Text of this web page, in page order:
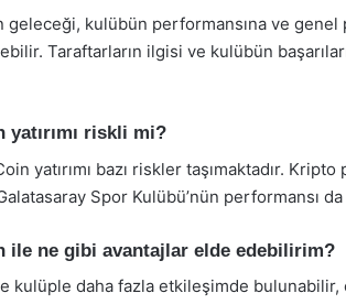
geleceği, kulübün performansına ve genel
Taraftarların ilgisi ve kulübün
yatırımı riskli mi?
yatırımı bazı riskler taşımaktadır.
Spor Kulübü’nün performansı
ile ne gibi avantajlar elde edebilirim?
kulüple daha fazla etkileşimde